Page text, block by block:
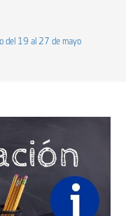
del 19 al 27 de mayo